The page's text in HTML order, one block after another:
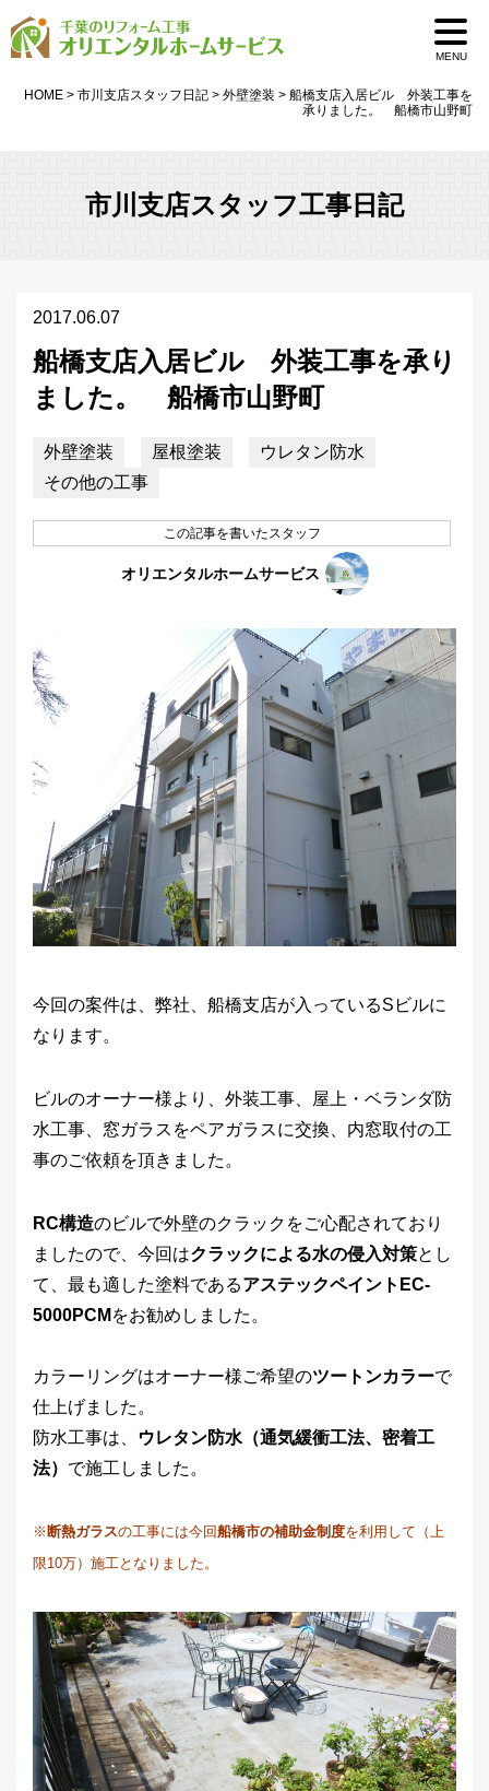
MENU
HOME > 市川支店スタッフ日記 > 外壁塗装 > 船橋支店入居ビル 外装工事を
承りました。 船橋市山野町
市川支店スタッフ工事日記
2017.06.07
船橋支店入居ビル 外装工事を承り
ました。 船橋市山野町
外壁塗装 屋根塗装
ウレタン防水
その他の工事
この記事を書いたスタッフ
オリエンタルホームサービス
今回の案件は、弊社、船橋支店が入っているSビルに
なります。
ビルのオーナー様より、外装工事、屋上・ベランダ防
水工事、窓ガラスをペアガラスに交換、内窓取付の工
事のご依頼を頂きました。
RC構造のビルで外壁のクラックをご心配されており
ましたので、今回はクラックによる水の侵入対策とし
て、最も適した塗料であるアステックペイントEC-
5000PCM をお勧めしました。
カラーリングはオーナー様ご希望のツートンカラーで
仕上げました。
防水工事は、
ウレタン防水（通気緩衝工法、密着工
法） で施工しました。
※ 断熱ガラスの工事には今回船橋市の補助金制度を利用して（上
限10万）施工となりました。